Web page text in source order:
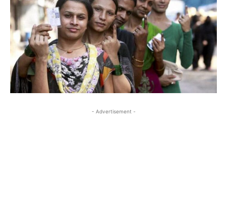
- Advertisement -